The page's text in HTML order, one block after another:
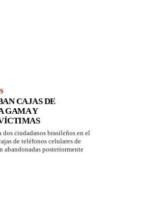
CAJAS DE
GAMA Y
ciudadanos brasileños en el
de teléfonos celulares de
abandonadas posteriormente